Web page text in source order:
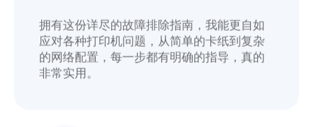
拥有这份详尽的故障排除指南，我能更自如
应对各种打印机问题，从简单的卡纸到复杂
的网络配置，每一步都有明确的指导，真的
非常实用。